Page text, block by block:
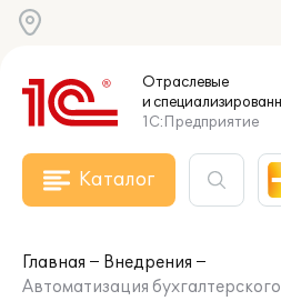
Отраслевые
и
1С:Предприятие
Каталог
Главная
Внедрения
Автоматизация